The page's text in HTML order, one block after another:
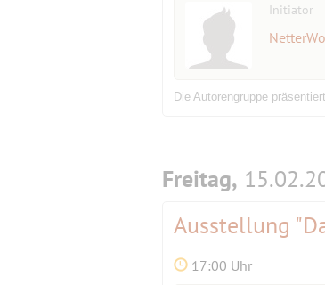
Initiator
Die Autorengruppe
Freitag,
Ausstellung
17:00 Uhr